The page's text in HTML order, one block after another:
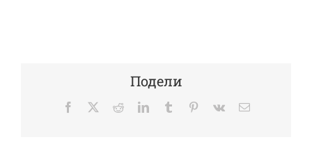
Подели
Facebook
TwitterRedditLinkedInTumblr Pinterest
Vk Email